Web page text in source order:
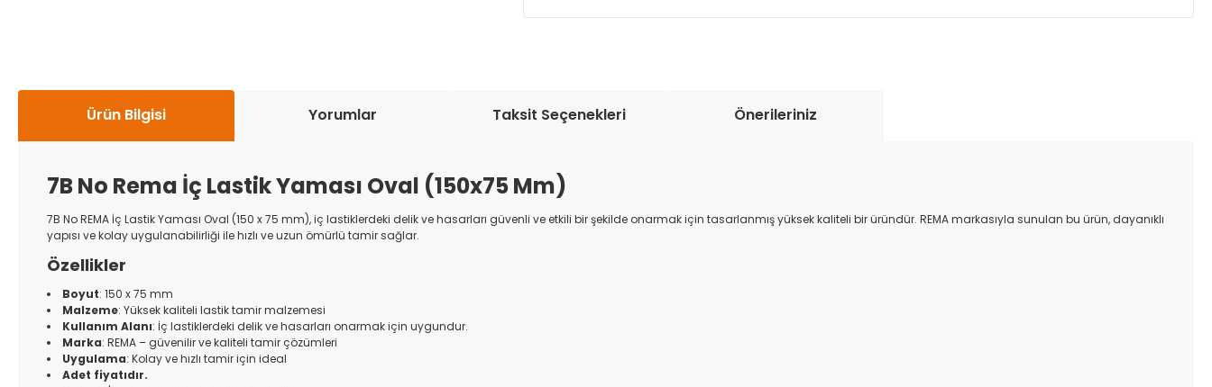
Ürün Bilgisi Yorumlar Taksit Seçenekleri Önerileriniz
7B No Rema İç Lastik Yaması Oval (150x75 Mm)
7B No REMA İç Lastik Yaması Oval (150 x 75 mm), iç lastiklerdeki delik ve hasarları güvenli ve etkili bir şekilde onarmak için tasarlanmış yüksek kaliteli bir üründür. REMA markasıyla sunulan bu ürün, dayanıklı
yapısı ve kolay uygulanabilirliği ile hızlı ve uzun ömürlü tamir sağlar.
Özellikler
Boyut: 150 x 75 mm
Malzeme: Yüksek kaliteli lastik tamir malzemesi
Kullanım Alanı: İç lastiklerdeki delik ve hasarları onarmak için uygundur.
Marka: REMA – güvenilir ve kaliteli tamir çözümleri
Uygulama: Kolay ve hızlı tamir için ideal
Adet fiyatıdır.